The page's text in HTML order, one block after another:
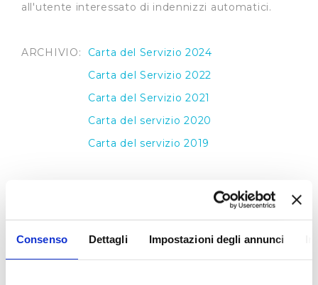
Consenso Dettagli Impostazioni degli annunci
all'utente interessato di indennizzi automatici.
ARCHIVIO: Carta del Servizio 2024
Carta del Servizio 2022
Carta del Servizio 2021
Carta del servizio 2020
Carta del servizio 2019
Regolamento del Servizio Idrico Integrato
Il
Regolamento del Servizio Idrico Integrato
applicato da Publiacqua, recepisce le direttive